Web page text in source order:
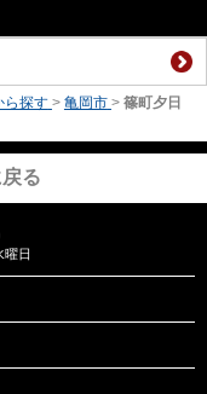
ら探す > 亀岡市 > 篠町夕日
る
曜日